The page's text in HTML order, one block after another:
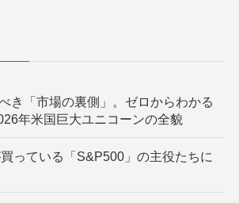
き「市場の裏側」。ゼロからわかる
年米国巨大ユニコーンの全貌
っている「S&P500」の主役たちに